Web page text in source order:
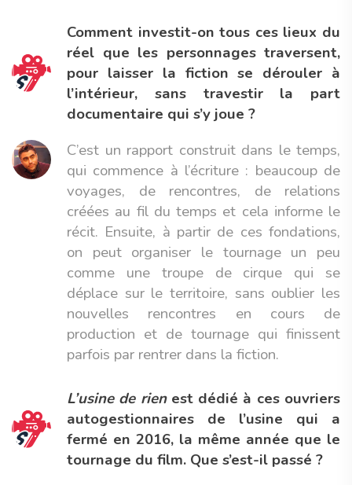
Comment investit-on tous ces lieux du
réel que les personnages traversent,
pour laisser la fiction se dérouler à
l’intérieur, sans travestir la part
documentaire qui s’y joue ?
C’est un rapport construit dans le temps,
qui commence à l’écriture : beaucoup de
voyages, de rencontres, de relations
créées au fil du temps et cela informe le
récit. Ensuite, à partir de ces fondations,
on peut organiser le tournage un peu
comme une troupe de cirque qui se
déplace sur le territoire, sans oublier les
nouvelles rencontres en cours de
production et de tournage qui finissent
parfois par rentrer dans la fiction.
L’usine de rienest dédié à ces ouvriers
autogestionnaires de l’usine qui a
fermé en 2016, la même année que le
tournage du film. Que s’est-il passé ?